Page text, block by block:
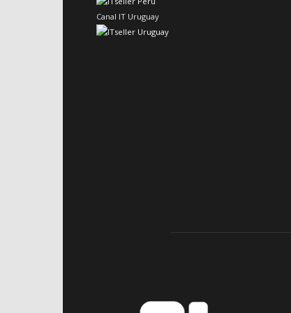
Canal IT Uruguay